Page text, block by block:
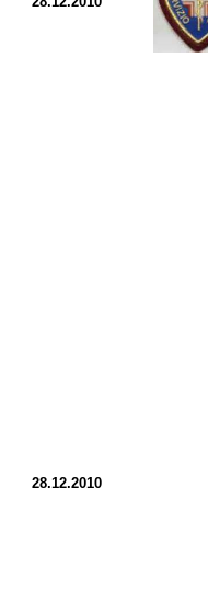
28.12.2010